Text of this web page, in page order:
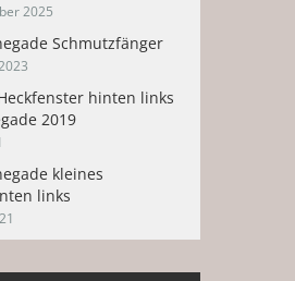
2025
Schmutzfänger
hinten links
2019
kleines
links